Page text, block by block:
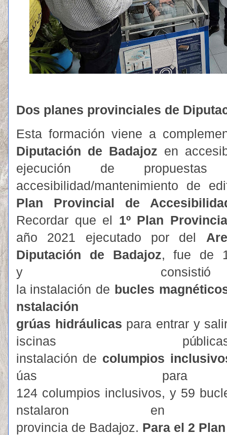
Dos planes provinciales de
Esta formación viene a
Diputación de Badajoz en
ejecución de
accesibilidad/mantenimiento de
Plan Provincial de
Recordar que el 1º Plan
año 2021 ejecutado por del
Diputación de Badajoz, fue de
y consisti
la instalación de bucles m
nstalación
grúas hidráulicas para entrar y sali
iscinas públi
instalación de columpios inclusivo
úas
para
124 columpios inclusivos, y 59
nstalaron
en
provincia de Badajoz. Para el 2 Plan